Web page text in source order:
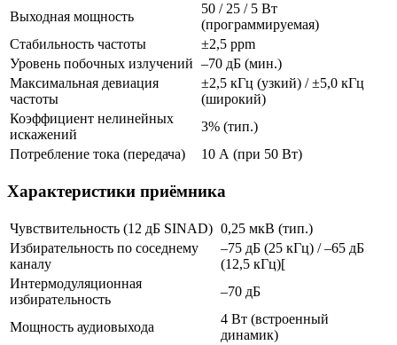
Выходная мощность
50 / 25 / 5 Вт
(программируемая)
Стабильность частоты
±2,5 ppm
Уровень побочных излучений –70 дБ (мин.)
Максимальная девиация
частоты
±2,5 кГц (узкий) / ±5,0 кГц
(широкий)
Коэффициент нелинейных
искажений
3% (тип.)
Потребление тока (передача)
10 А (при 50 Вт)
Характеристики приёмника
Чувствительность (12 дБ SINAD) 0,25 мкВ (тип.)
Избирательность по соседнему
каналу
–75 дБ (25 кГц) / –65 дБ
(12,5 кГц)[
Интермодуляционная
избирательность
–70 дБ
Мощность аудиовыхода
4 Вт (встроенный
динамик)